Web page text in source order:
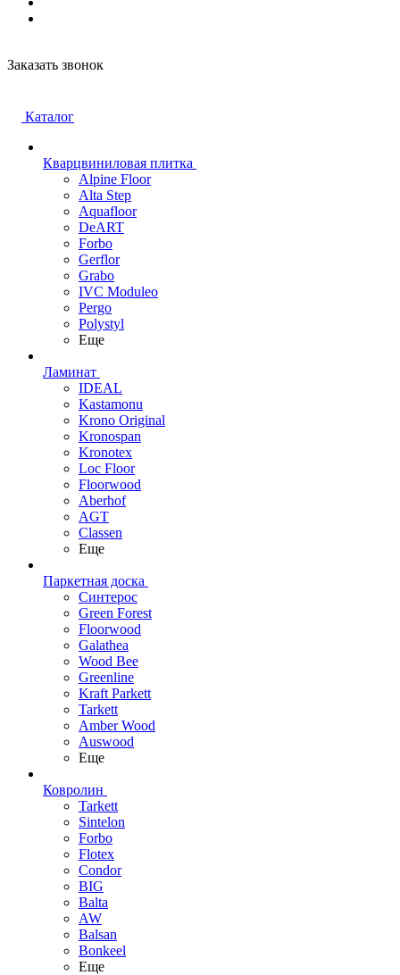
Заказать звонок
Каталог
Кварцвиниловая плитка
Alpine Floor
Alta Step
Aquafloor
DeART
Forbo
Gerflor
Grabo
IVC Moduleo
Pergo
Polystyl
Еще
Ламинат
IDEAL
Kastamonu
Krono Original
Kronospan
Kronotex
Loc Floor
Floorwood
Aberhof
AGT
Classen
Еще
Паркетная доска
Синтерос
Green Forest
Floorwood
Galathea
Wood Bee
Greenline
Kraft Parkett
Tarkett
Amber Wood
Auswood
Еще
Ковролин
Tarkett
Sintelon
Forbo
Flotex
Condor
BIG
Balta
AW
Balsan
Bonkeel
Еще